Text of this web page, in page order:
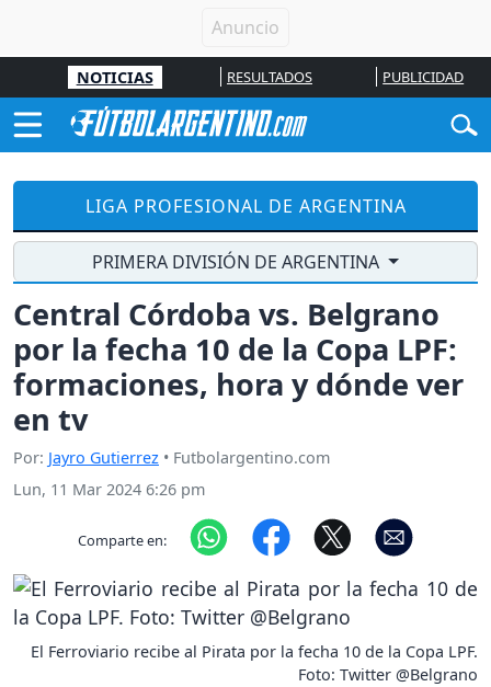
NOTICIAS RESULTADOS PUBLICIDAD
LIGA PROFESIONAL DE ARGENTINA
PRIMERA DIVISIÓN DE ARGENTINA
Central Córdoba vs. Belgrano
por la fecha 10 de la Copa LPF:
formaciones, hora y dónde ver
en tv
Por: Jayro Gutierrez • Futbolargentino.com
Lun, 11 Mar 2024 6:26 pm
Comparte en:
El Ferroviario recibe al Pirata por la fecha 10 de la Copa LPF.
Foto: Twitter @Belgrano